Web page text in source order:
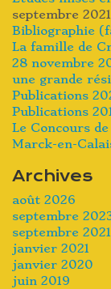
septembre 2021
Bibliographie
La famille de
28 novembre
une grande
Publications
Publications
Le Concours
Marck-en-
Archives
août 2026
septembre
septembre 2021
janvier 2021
janvier 2020
juin 2019